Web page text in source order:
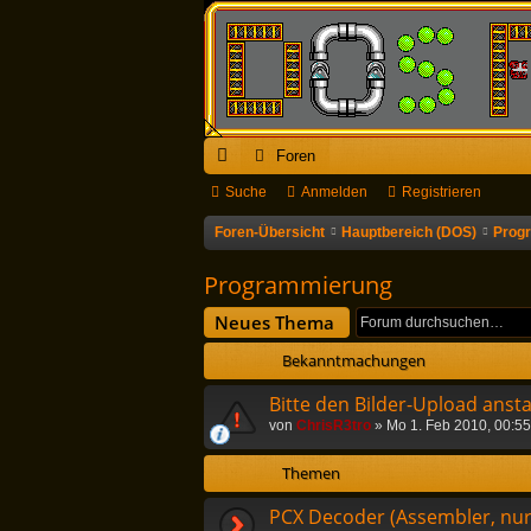
ch
ne
ug
riff
Foren
Suche Anmelden Registrieren
Foren-Übersicht Hauptbereich (DOS)
Programmierung
Neues Thema
Bekanntmachungen
Bitte den Bilder-Upload
von ChrisR3tro » Mo 1. Feb 2010, 00:55
Themen
PCX Decoder (Assembler,